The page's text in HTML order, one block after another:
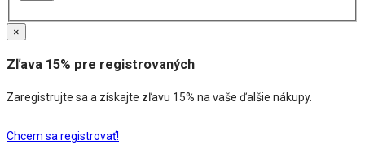
×
Zľava 15% pre registrovaných
Zaregistrujte sa a získajte zľavu 15% na vaše ďalšie nákupy.
Chcem sa registrovať!